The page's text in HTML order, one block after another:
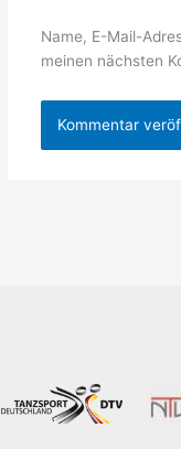
Name, E-Mail-
meinen nächsten